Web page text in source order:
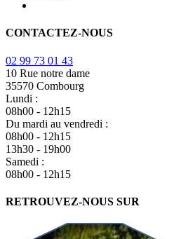
CONTACTEZ-NOUS
02 99 73 01 43
10 Rue notre dame
35570 Combourg
Lundi :
08h00 - 12h15
Du mardi au vendredi :
08h00 - 12h15
13h30 - 19h00
Samedi :
08h00 - 12h15
RETROUVEZ-NOUS SUR